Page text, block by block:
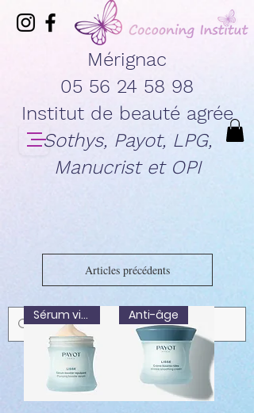
Mérignac
05 56 24 58 98
Institut de beauté agrée
Sothys, Payot, LPG,
Manucrist et OPI
Articles précédents
Sérum visage Anti-âge